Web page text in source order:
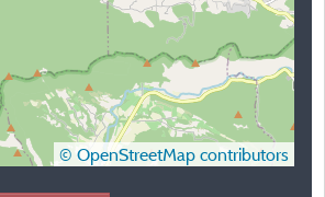
© OpenStreetMap contributors